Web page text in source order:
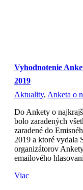
Vyhodnotenie
2019
Aktuality, Anketa o
Do Ankety o
bolo zaradených
zaradené do
2019 a ktoré vydala
organizátorov
emailového
Viac